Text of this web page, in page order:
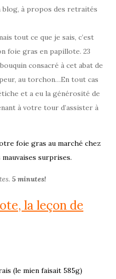
blog, à propos des retraités
tout ce que je sais, c’est
foie gras en papillote. 23
consacré à cet abat de
au torchon…En tout cas
et a eu la générosité de
à votre tour d’assister à
foie gras au marché chez
surprises.
5 minutes!
la leçon de
(le mien faisait 585g)